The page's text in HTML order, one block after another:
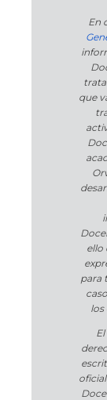
En
que
ello
para
los